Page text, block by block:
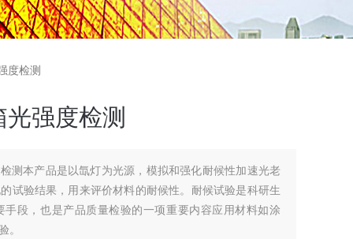
度检测
强度检测
测本产品是以氙灯为光源，模拟和强化耐候性加速光老
试验结果，用来评价材料的耐候性。耐候试验是科研生
段，也是产品质量检验的一项重要内容应用材料如涂
。